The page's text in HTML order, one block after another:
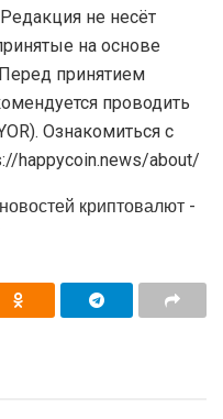
не несёт
на основе
принятием
проводить
Ознакомиться с
happycoin.news/about/
криптовалют -